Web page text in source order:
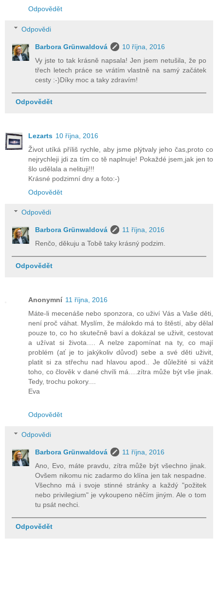
Odpovědět
Odpovědi
Barbora Grünwaldová
10 října, 2016
Vy jste to tak krásně napsala! Jen jsem netušila, že po
třech letech práce se vrátím vlastně na samý začátek
cesty :-)Díky moc a taky zdravím!
Odpovědět
Lezarts 10 října, 2016
Život utíká příliš rychle, aby jsme plýtvaly jeho čas,proto co
nejrychleji jdi za tím co tě naplnuje! Pokaždé jsem,jak jen to
šlo udělala a nelituji!!!
Krásné podzimní dny a foto:-)
Odpovědět
Odpovědi
Barbora Grünwaldová
11 října, 2016
Renčo, děkuju a Tobě taky krásný podzim.
Odpovědět
Anonymní 11 října, 2016
Máte-li mecenáše nebo sponzora, co uživí Vás a Vaše děti,
není proč váhat. Myslím, že málokdo má to štěstí, aby dělal
pouze to, co ho skutečně baví a dokázal se uživit, cestovat
a užívat si života…. A nelze zapomínat na ty, co mají
problém (ať je to jakýkoliv důvod) sebe a své děti uživit,
platit si za střechu nad hlavou apod.. Je důležité si vážit
toho, co člověk v dané chvíli má….zítra může být vše jinak.
Tedy, trochu pokory....
Eva
Odpovědět
Odpovědi
Barbora Grünwaldová
11 října, 2016
Ano, Evo, máte pravdu, zítra může být všechno jinak.
Ovšem nikomu nic zadarmo do klína jen tak nespadne.
Všechno má i svoje stinné stránky a každý "požitek
nebo privilegium" je vykoupeno něčím jiným. Ale o tom
tu psát nechci.
Odpovědět